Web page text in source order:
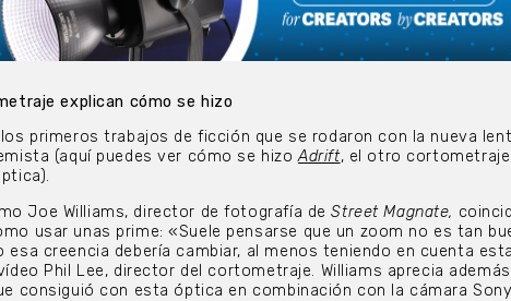
explican cómo se hizo
primeros trabajos de ficción que se rodaron con la nueva
(aquí puedes ver cómo se hizoAdrift, el otro cortometraje
Joe Williams, director de fotografía deStreet Magnate,
usar unas prime: «Suele pensarse que un zoom no es tan
esa creencia debería cambiar, al menos teniendo en cuenta esta
Phil Lee, director del cortometraje. Williams aprecia además
consiguió con esta óptica en combinación con la cámara Sony